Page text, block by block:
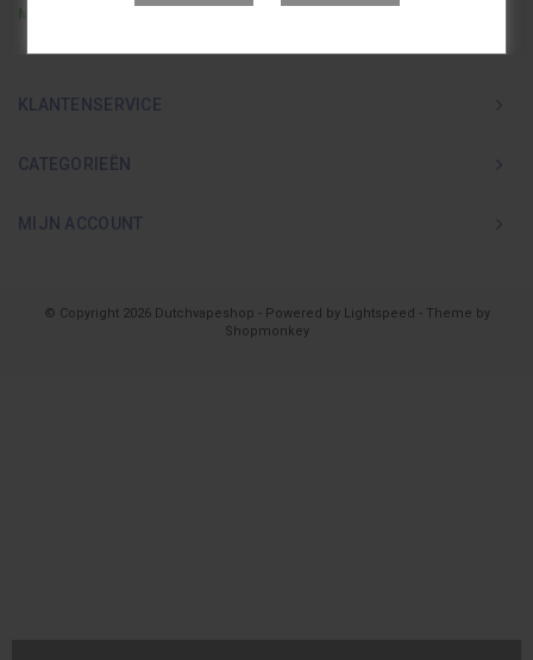
KLANTENSERVICE
CATEGORIEËN
MIJN ACCOUNT
© Copyright 2026 Dutchvapeshop - Powered by Lightspeed - Theme by
Shopmonkey